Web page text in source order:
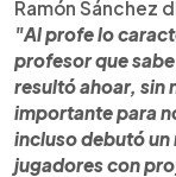
Ramón Sánchez
"Al profe lo
profesor que
resultó ahoar, sin
importante para
incluso debutó un
jugadores con